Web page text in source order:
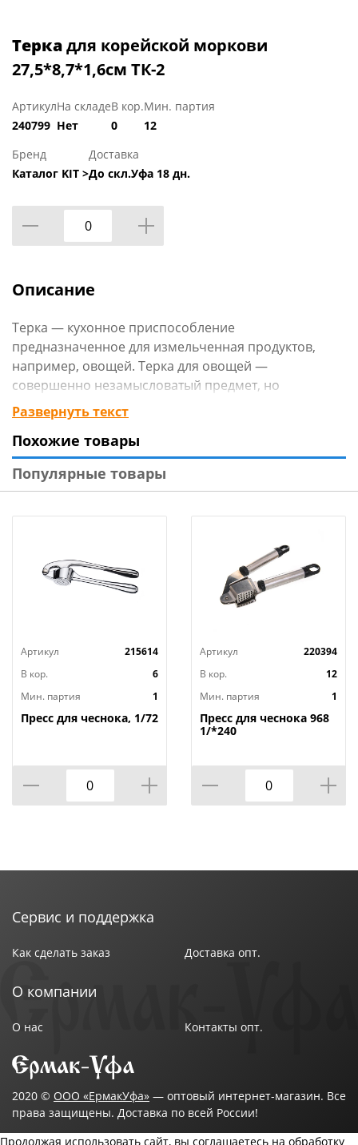
Теркадля корейской моркови
27,5*8,7*1,6см ТК-2
Артикул
240799
На складе
Нет
В кор.
0
Мин. партия
12
Бренд
Каталог KIT >
Доставка
До скл.Уфа 18 дн.
Описание
Терка — кухонное приспособление
предназначенное для измельченная продуктов,
например, овощей. Терка для овощей —
совершенно незамысловатый предмет, но
попробуйте обойтись без него. У терки масса
преимуществ, она не тратит электроэнергии, а
благодаря острым лезвиям процесс нарезания
оказывается достаточно легким и простым.
Обычную ручную терку можно использовать для
Развернуть текст
Похожие товары
Популярные товары
Артикул
215614
В кор.
6
Мин. партия
1
Пресс для чеснока, 1/72
Артикул
220394
В кор.
12
Мин. партия
1
Пресс для чеснока 968
1/*240
Сервис и поддержка
Как сделать заказ Доставка опт.
О компании
О нас Контакты опт.
2020 © ООО «ЕрмакУфа» — оптовый интернет-магазин. Все
права защищены. Доставка по всей России!
Продолжая использовать сайт, вы соглашаетесь на обработку